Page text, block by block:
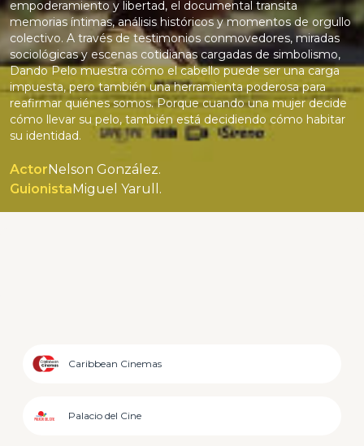
empoderamiento y libertad, el documental transita
memorias íntimas, análisis históricos y momentos de orgullo
colectivo. A través de testimonios conmovedores, miradas
sociológicas y escenas cotidianas cargadas de simbolismo,
Dando Pelo muestra cómo el cabello puede ser una carga
impuesta, pero también una herramienta poderosa para
reafirmar quiénes somos. Porque cuando una mujer decide
cómo llevar su pelo, también está decidiendo cómo habitar
su identidad.
ActorNelson González.
GuionistaMiguel Yarull.
Caribbean Cinemas
Palacio del Cine